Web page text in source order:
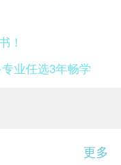
！
业任选3年畅学
更多